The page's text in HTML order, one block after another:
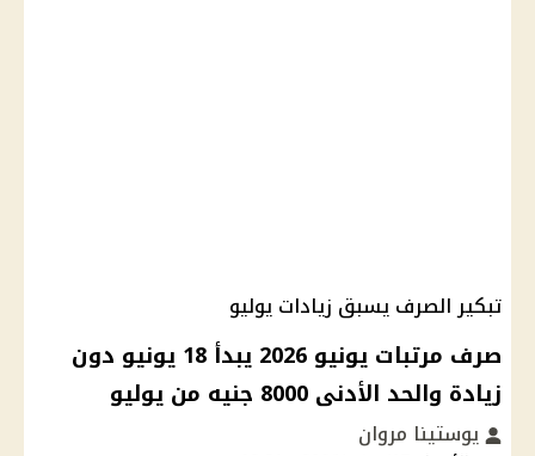
تبكير الصرف يسبق زيادات يوليو
صرف مرتبات يونيو 2026 يبدأ 18 يونيو دون
زيادة والحد الأدنى 8000 جنيه من يوليو
يوستينا مروان